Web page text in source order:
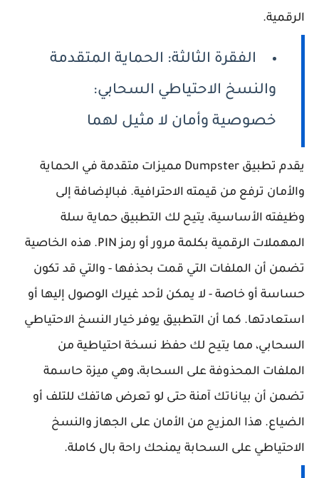
الرقمية.
الفقرة الثالثة: الحماية المتقدمة
والنسخ الاحتياطي السحابي:
خصوصية وأمان لا مثيل لهما
يقدم تطبيق Dumpster مميزات متقدمة في الحماية
والأمان ترفع من قيمته الاحترافية. فبالإضافة إلى
وظيفته الأساسية، يتيح لك التطبيق حماية سلة
المهملات الرقمية بكلمة مرور أو رمز PIN. هذه الخاصية
تضمن أن الملفات التي قمت بحذفها - والتي قد تكون
حساسة أو خاصة - لا يمكن لأحد غيرك الوصول إليها أو
استعادتها. كما أن التطبيق يوفر خيار النسخ الاحتياطي
السحابي، مما يتيح لك حفظ نسخة احتياطية من
الملفات المحذوفة على السحابة، وهي ميزة حاسمة
تضمن أن بياناتك آمنة حتى لو تعرض هاتفك للتلف أو
الضياع. هذا المزيج من الأمان على الجهاز والنسخ
الاحتياطي على السحابة يمنحك راحة بال كاملة.